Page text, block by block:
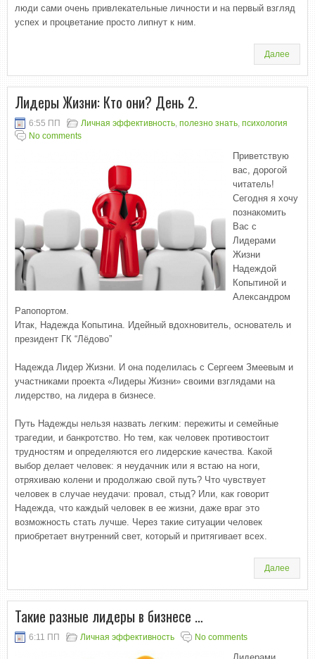
люди сами очень привлекательные личности и на первый взгляд
успех и процветание просто липнут к ним.
Далее
Лидеры Жизни: Кто они? День 2.
6:55 ПП Личная эффективность, полезно знать, психология
No comments
Приветствую
вас, дорогой
читатель!
Сегодня я хочу
познакомить
Вас с
Лидерами
Жизни
Надеждой
Копытиной и
Александром
Рапопортом.
Итак, Надежда Копытина. Идейный вдохновитель, основатель и
президент ГК “Лёдово”
Надежда Лидер Жизни. И она поделилась с Сергеем Змеевым и
участниками проекта «Лидеры Жизни» своими взглядами на
лидерство, на лидера в бизнесе.
Путь Надежды нельзя назвать легким: пережиты и семейные
трагедии, и банкротство. Но тем, как человек противостоит
трудностям и определяются его лидерские качества. Какой
выбор делает человек: я неудачник или я встаю на ноги,
отряхиваю колени и продолжаю свой путь? Что чувствует
человек в случае неудачи: провал, стыд? Или, как говорит
Надежда, что каждый человек в ее жизни, даже враг это
возможность стать лучше. Через такие ситуации человек
приобретает внутренний свет, который и притягивает всех.
Далее
Такие разные лидеры в бизнесе …
6:11 ПП Личная эффективность No comments